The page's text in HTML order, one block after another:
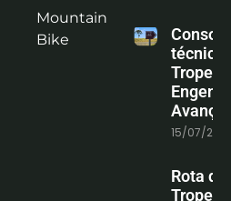
Mountain
Bike
técnica
15/07/
Rota